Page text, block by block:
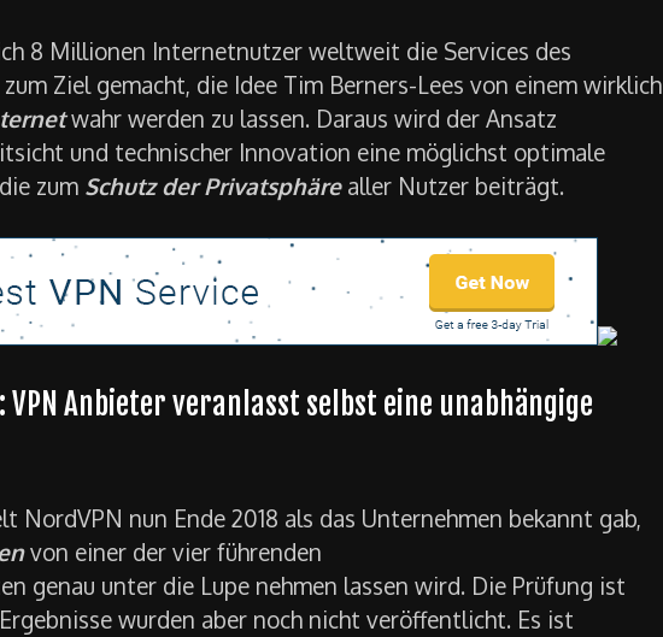
8 Millionen Internetnutzer weltweit die Services des
Ziel gemacht, die Idee Tim Berners-Lees von einem wirklich
wahr werden zu lassen. Daraus wird der Ansatz
und technischer Innovation eine möglichst optimale
zum Schutz der Privatsphärealler Nutzer beiträgt.
Anbieter veranlasst selbst eine unabhängige
NordVPN nun Ende 2018 als das Unternehmen bekannt gab,
von einer der vier führenden
genau unter die Lupe nehmen lassen wird. Die Prüfung ist
wurden aber noch nicht veröffentlicht. Es ist